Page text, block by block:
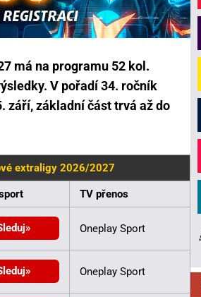
má na programu 52 kol.
V pořadí 34. ročník
září, základní část trvá až do
extraligy 2026/2027
TV přenos
Oneplay Sport
Oneplay Sport